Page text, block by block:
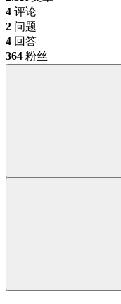
4 评论
2 问题
4 回答
364 粉丝